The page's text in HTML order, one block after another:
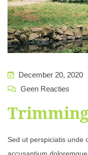
December 20, 2020
Geen Reacties
Sed ut perspiciatis unde
accusantium